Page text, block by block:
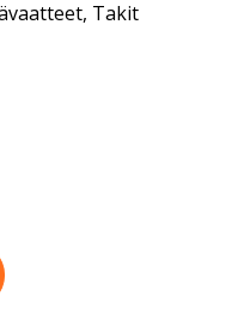
, Takit